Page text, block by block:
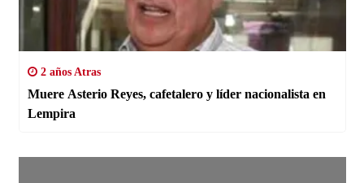
2 años Atras
Muere Asterio Reyes, cafetalero y líder nacionalista en
Lempira